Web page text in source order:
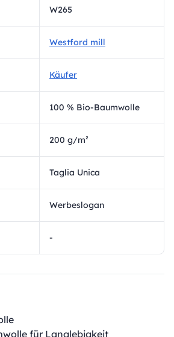
W265
Westford mill
Käufer
100 % Bio-Baumwolle
200 g/m²
Taglia Unica
Werbeslogan
-
für Langlebigkeit